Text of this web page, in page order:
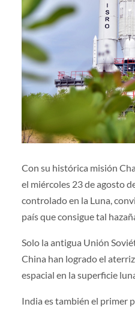
Con su histórica misión
el miércoles 23 de agosto
controlado en la Luna,
país que consigue tal
Solo la antigua Unión
China han logrado el
espacial en la superficie
India es también el primer